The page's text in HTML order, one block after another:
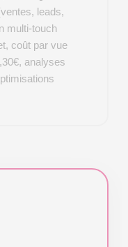
leads,
multi-touch
coût par vue
analyses